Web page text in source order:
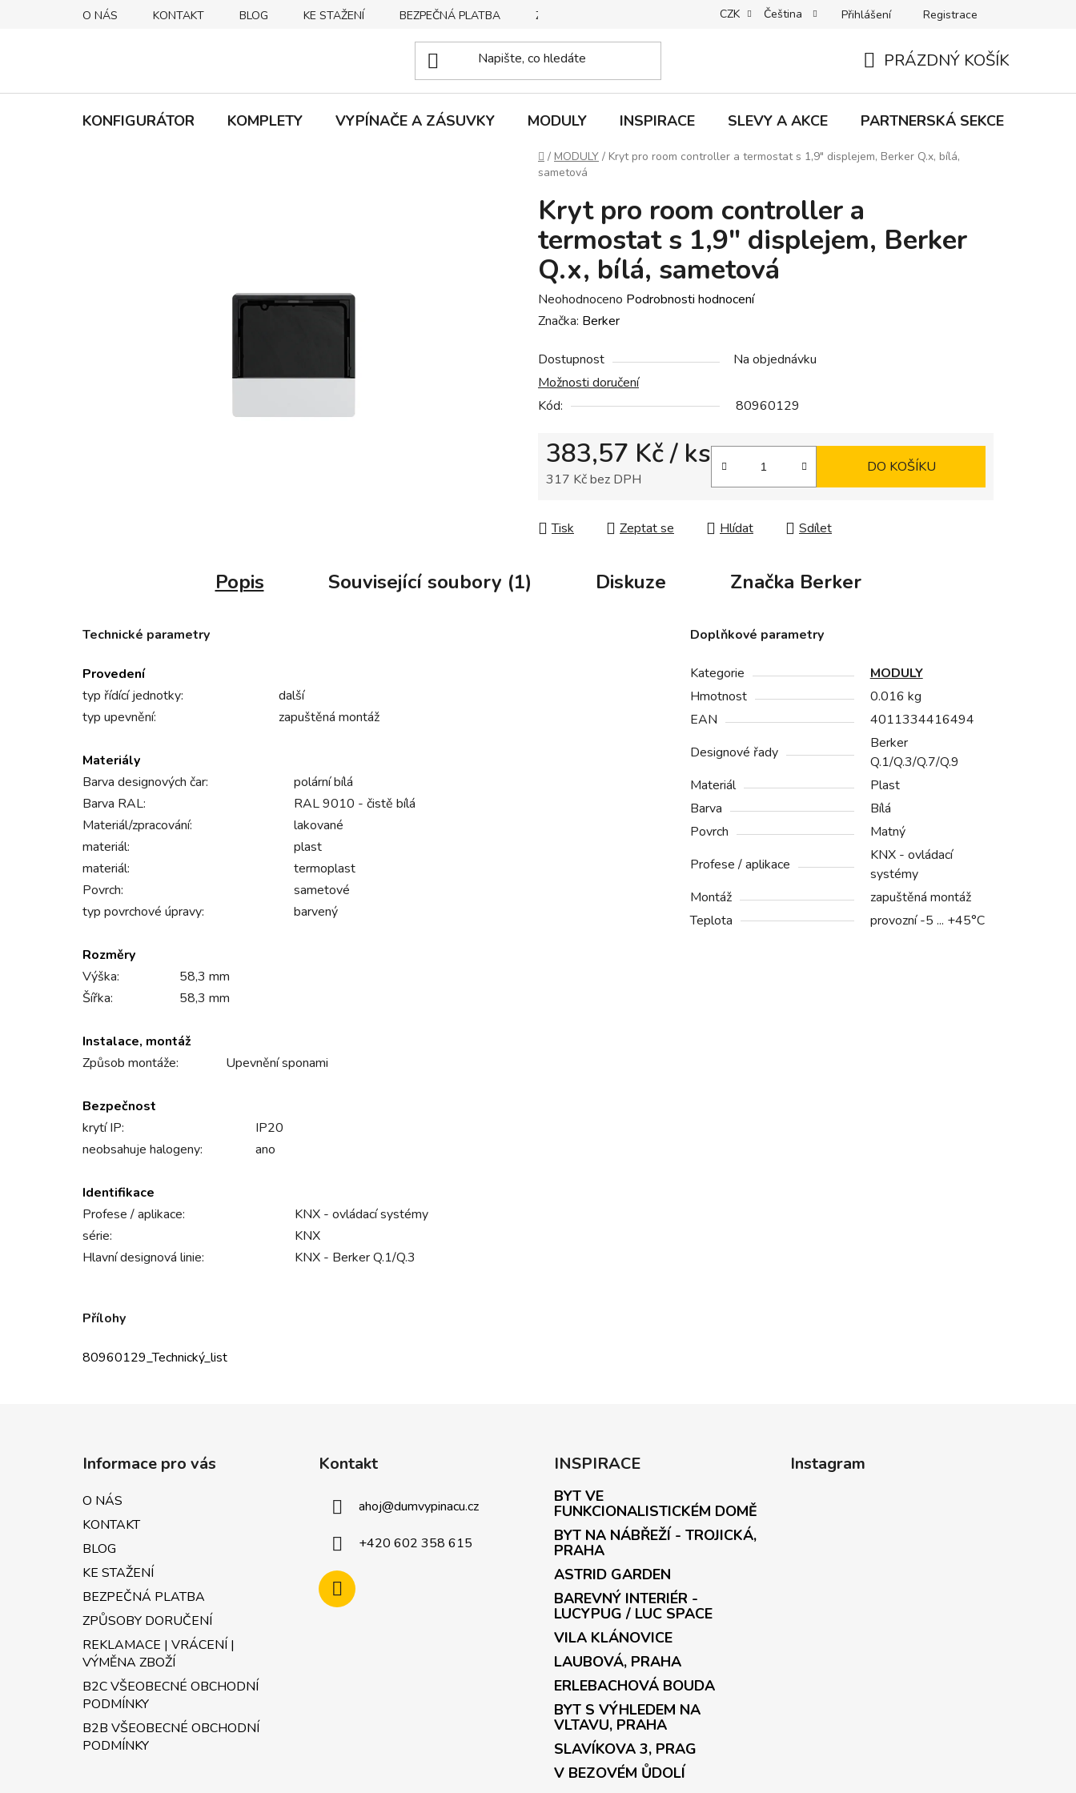
O NÁS KONTAKT BLOG KE STAŽENÍ BEZPEČNÁ PLATBA ZPŮSOBY DORUČENÍ REKLAMACE | VRÁCENÍ | VÝMĚNA ZBOŽÍ B2C VŠEOBECNÉ
CZK Čeština Přihlášení Registrace
KOŠÍK
PRÁZDNÝ KOŠÍK
KONFIGURÁTOR KOMPLETY VYPÍNAČE A ZÁSUVKY MODULY INSPIRACE SLEVY A AKCE PARTNERSKÁ SEKCE
Domů
/ MODULY / Kryt pro room controller a termostat s 1,9" displejem, Berker Q.x, bílá,
sametová
Kryt pro room controller a
termostat s 1,9" displejem, Berker
Q.x, bílá, sametová
Průměrné
hodnocení
je
0,0
z
hvězdiček.
Neohodnoceno Podrobnosti hodnocení
Značka: Berker
Dostupnost
Na objednávku
Možnosti doručení
Kód:
80960129
383,57 Kč/ ks
317 Kč bez DPH
DO KOŠÍKU
Tisk Zeptat se Hlídat Sdílet
Popis Související soubory (1) Diskuze Značka Berker
Technické parametry
Provedení
typ řídící jednotky:
další
typ upevnění:
zapuštěná montáž
Materiály
Barva designových čar:
polární bílá
Barva RAL:
RAL 9010 - čistě bílá
Materiál/zpracování:
lakované
materiál:
plast
materiál:
termoplast
Povrch:
sametové
typ povrchové úpravy:
barvený
Rozměry
Výška:
58,3 mm
Šířka:
58,3 mm
Instalace, montáž
Způsob montáže:
Upevnění sponami
Bezpečnost
krytí IP:
IP20
neobsahuje halogeny:
ano
Identifikace
Profese / aplikace:
KNX - ovládací systémy
série:
KNX
Hlavní designová linie:
KNX - Berker Q.1/Q.3
Přílohy
80960129_Technický_list
Doplňkové parametry
Kategorie
MODULY
Hmotnost
0.016 kg
EAN
4011334416494
Designové řady
Berker
Q.1/Q.3/Q.7/Q.9
Materiál
Plast
Barva
Bílá
Povrch
Matný
Profese / aplikace
KNX - ovládací
systémy
Montáž
zapuštěná montáž
Teplota
provozní -5 ... +45°C
Informace pro vás
O NÁS
KONTAKT
BLOG
KE STAŽENÍ
BEZPEČNÁ PLATBA
ZPŮSOBY DORUČENÍ
REKLAMACE | VRÁCENÍ |
VÝMĚNA ZBOŽÍ
B2C VŠEOBECNÉ OBCHODNÍ
PODMÍNKY
B2B VŠEOBECNÉ OBCHODNÍ
PODMÍNKY
Kontakt
ahoj@dumvypinacu.cz
+420 602 358 615
INSPIRACE
BYT VE
FUNKCIONALISTICKÉM DOMĚ
BYT NA NÁBŘEŽÍ - TROJICKÁ,
PRAHA
ASTRID GARDEN
BAREVNÝ INTERIÉR -
LUCYPUG / LUC SPACE
VILA KLÁNOVICE
LAUBOVÁ, PRAHA
ERLEBACHOVÁ BOUDA
BYT S VÝHLEDEM NA
VLTAVU, PRAHA
SLAVÍKOVA 3, PRAG
V BEZOVÉM ŮDOLÍ
Instagram